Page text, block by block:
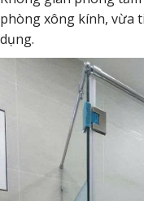
phòng xông kính, vừa
dụng.